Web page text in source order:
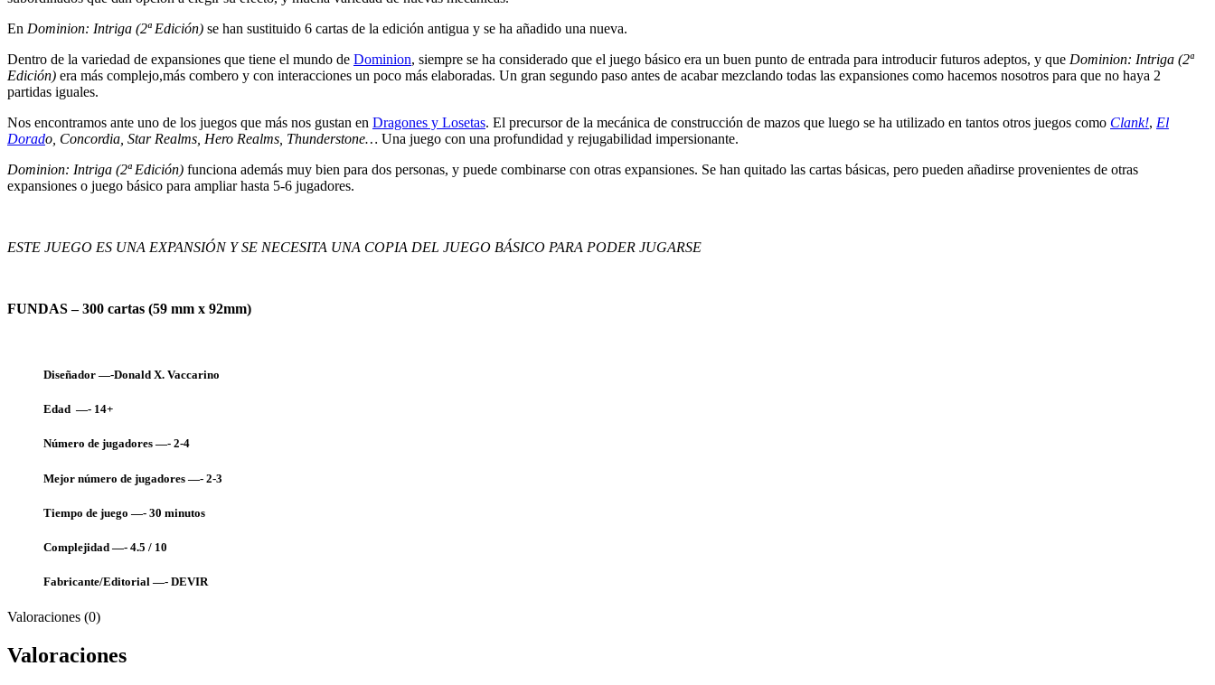
En Dominion: Intriga (2ª Edición) se han sustituido 6 cartas de la edición antigua y se ha añadido una nueva.
Dentro de la variedad de expansiones que tiene el mundo de Dominion, siempre se ha considerado que el juego básico era un buen punto de entrada para introducir futuros adeptos, y que Dominion: Intriga (2ª
Edición) era más complejo,más combero y con interacciones un poco más elaboradas. Un gran segundo paso antes de acabar mezclando todas las expansiones como hacemos nosotros para que no haya 2
partidas iguales.
Nos encontramos ante uno de los juegos que más nos gustan en Dragones y Losetas. El precursor de la mecánica de construcción de mazos que luego se ha utilizado en tantos otros juegos como Clank!, El
Dorado, Concordia, Star Realms, Hero Realms, Thunderstone… Una juego con una profundidad y rejugabilidad impersionante.
Dominion: Intriga (2ª Edición) funciona además muy bien para dos personas, y puede combinarse con otras expansiones. Se han quitado las cartas básicas, pero pueden añadirse provenientes de otras
expansiones o juego básico para ampliar hasta 5-6 jugadores.
ESTE JUEGO ES UNA EXPANSIÓN Y SE NECESITA UNA COPIA DEL JUEGO BÁSICO PARA PODER JUGARSE
FUNDAS – 300 cartas (59 mm x 92mm)
Diseñador —-Donald X. Vaccarino
Edad —- 14+
Número de jugadores —- 2-4
Mejor número de jugadores —- 2-3
Tiempo de juego —- 30 minutos
Complejidad —- 4.5 / 10
Fabricante/Editorial —- DEVIR
Valoraciones (0)
Valoraciones